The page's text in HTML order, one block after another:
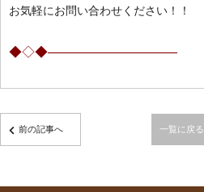
お気軽にお問い合わせください！！
◆◇◆——————————
前の記事へ 一覧に戻る